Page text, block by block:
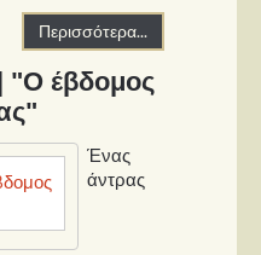
Περισσότερα...
"Ο έβδομος
Ένας
άντρας